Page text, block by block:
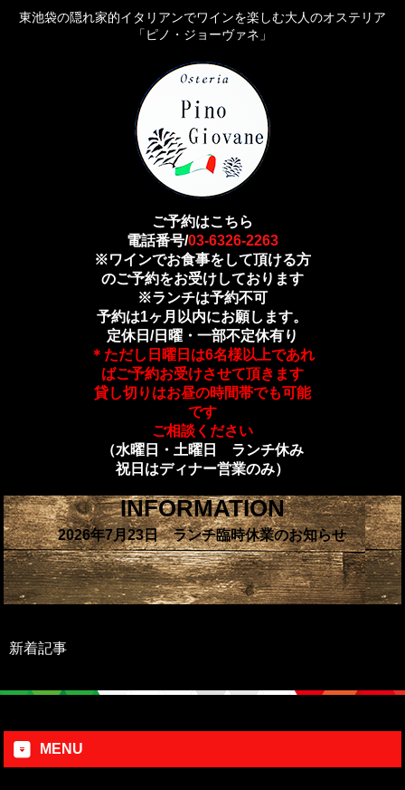
東池袋の隠れ家的イタリアンでワインを楽しむ大人のオステリア
「ピノ・ジョーヴァネ」
ご予約はこちら
電話番号/03-6326-2263
※ワインでお食事をして頂ける方
のご予約をお受けしております
※ランチは予約不可
予約は1ヶ月以内にお願します。
定休日/日曜・一部不定休有り
＊ただし日曜日は6名様以上であれ
ばご予約お受けさせて頂きます
貸し切りはお昼の時間帯でも可能
です
ご相談ください
（水曜日・土曜日 ランチ休み
祝日はディナー営業のみ）
INFORMATION
2026年7月23日 ランチ臨時休業のお知らせ
新着記事
MENU